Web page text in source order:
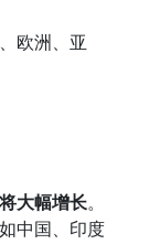
欧洲、亚
大幅增长。
中国、印度